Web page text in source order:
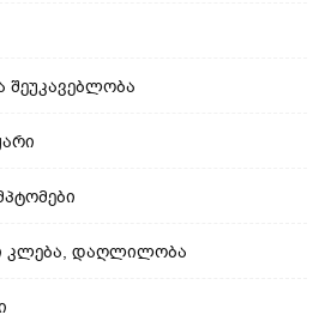
შეუკავებლობა
კლება, დაღლილობა